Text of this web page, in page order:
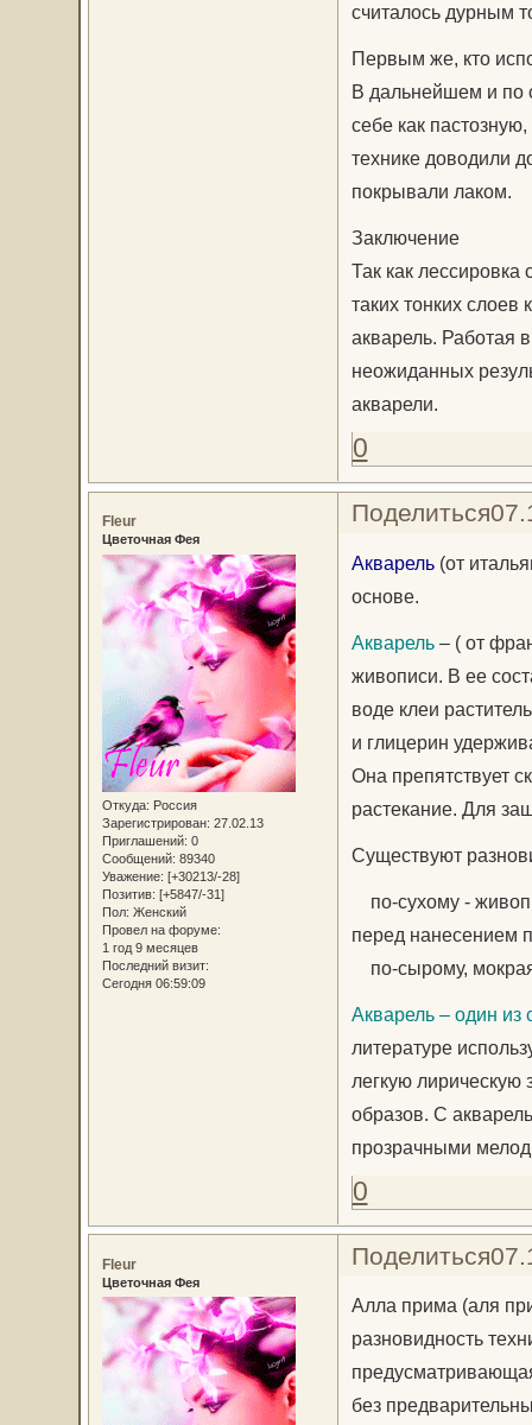
считалось дурным
Первым же, кто
В дальнейшем и по
себе как
технике доводили
покрывали лаком.
Заключение
Так как
таких тонких слоев
акварель. Работая
неожиданных
акварели.
0
Поделиться
Fleur
Цветочная Фея
Откуда: Россия
Зарегистрирован: 27.02.13
Приглашений: 0
Сообщений: 89340
Уважение: [+30213/-28]
Позитив: [+5847/-31]
Пол: Женский
Провел на форуме:
1 год 9 месяцев
Последний визит:
Сегодня 06:59:09
Акварель(от
основе.
Акварель – ( от
живописи. В ее
воде клеи
и глицерин
Она препятствует
растекание. Для
Существуют
по-сухому -
перед нанесением
по-сырому,
Акварель – один
литературе
легкую лирическую
образов. С
прозрачными
0
Поделиться
Fleur
Цветочная Фея
Алла прима (аля
разновидность
без